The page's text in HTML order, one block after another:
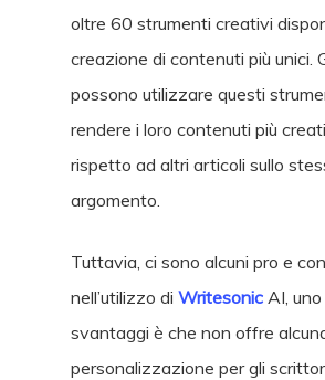
oltre 60 strumenti creativi
creazione di contenuti più unici.
possono utilizzare questi
rendere i loro contenuti più
rispetto ad altri articoli sullo
argomento.
Tuttavia, ci sono alcuni pro e
nell’utilizzo diWritesonic AI,
svantaggi è che non offre
personalizzazione per gli